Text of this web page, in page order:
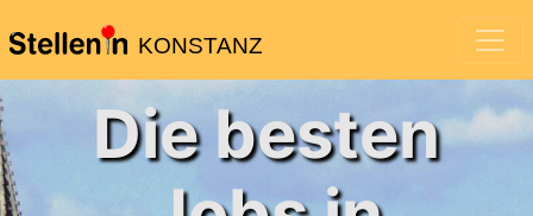
KONSTANZ
Die besten